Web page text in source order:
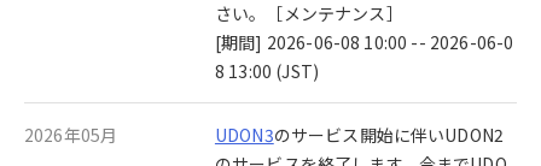
さい。［メンテナンス］
[期間] 2026-06-08 10:00 -- 2026-06-0
8 13:00 (JST)
2026年05月 UDON3のサービス開始に伴いUDON2